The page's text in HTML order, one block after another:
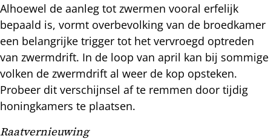
Alhoewel de aanleg tot zwermen vooral erfelijk
bepaald is, vormt overbevolking van de broedkamer
een belangrijke trigger tot het vervroegd optreden
van zwermdrift. In de loop van april kan bij sommige
volken de zwermdrift al weer de kop opsteken.
Probeer dit verschijnsel af te remmen door tijdig
honingkamers te plaatsen.
Raatvernieuwing